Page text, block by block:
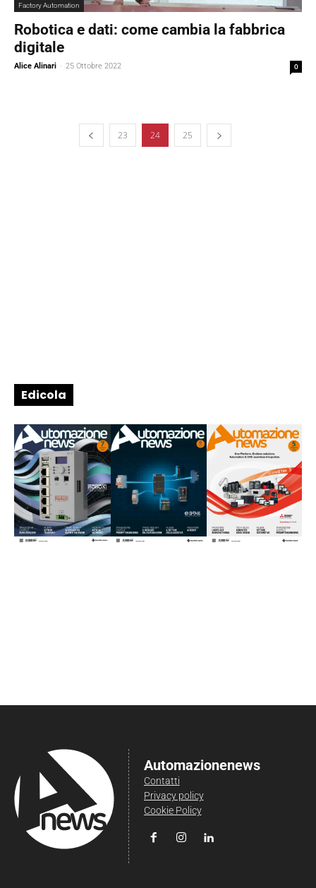
Factory Automation
Robotica e dati: come cambia la fabbrica
digitale
Alice Alinari - 25 Ottobre 2022 0
23 24 25
Edicola
Automazionenews
Contatti
Privacy policy
Cookie Policy